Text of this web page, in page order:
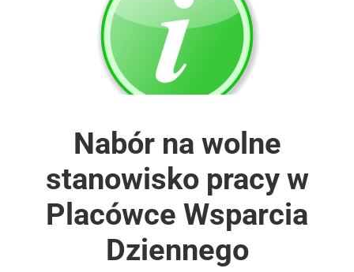
Nabór na wolne
stanowisko pracy w
Placówce Wsparcia
Dziennego